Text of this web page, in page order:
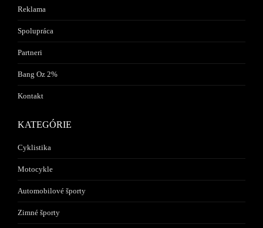
Reklama
Spolupráca
Partneri
Bang Oz 2%
Kontakt
KATEGÓRIE
Cyklistika
Motocykle
Automobilové športy
Zimné športy